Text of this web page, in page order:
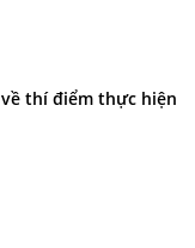
thí điểm thực hiện